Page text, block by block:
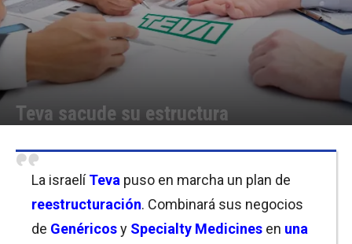
Teva sacude su estructura
La israelíTeva puso en marcha un plan de
reestructuración. Combinará sus negocios
de Genéricosy Specialty Medicines en una